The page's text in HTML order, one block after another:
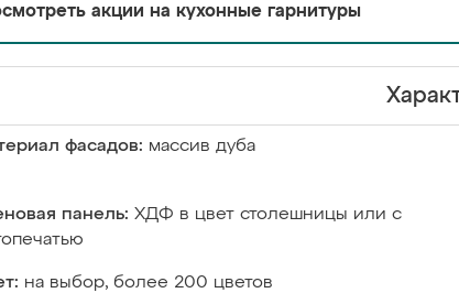
акции на кухонные гарнитуры
фасадов: массив дуба
панель: ХДФ в цвет столешницы или с
на выбор, более 200 цветов